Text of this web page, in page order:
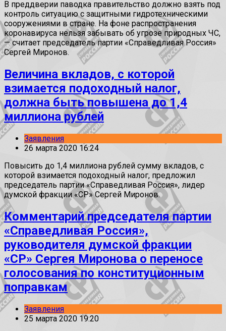
В преддверии паводка правительство должно взять под
контроль ситуацию с защитными гидротехническими
сооружениями в стране. На фоне распространения
коронавируса нельзя забывать об угрозе природных ЧС,
— считает председатель партии «Справедливая Россия»
Сергей Миронов.
Величина вкладов, с которой
взимается подоходный налог,
должна быть повышена до 1,4
миллиона рублей
Заявления
26 марта 2020 16:24
Повысить до 1,4 миллиона рублей сумму вкладов, с
которой взимается подоходный налог, предложил
председатель партии «Справедливая Россия», лидер
думской фракции «СР» Сергей Миронов.
Комментарий председателя партии
«Справедливая Россия»,
руководителя думской фракции
«СР» Сергея Миронова о переносе
голосования по конституционным
поправкам
Заявления
25 марта 2020 19:20